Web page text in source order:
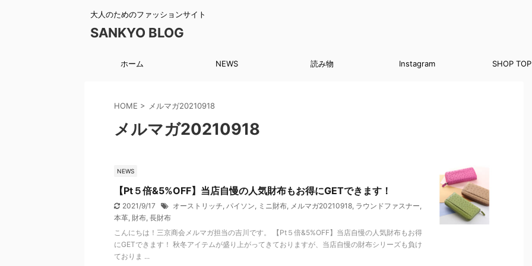
大人のためのファッションサイト
SANKYO BLOG
ホーム NEWS 読み物 Instagram SHOP TOP
HOME > メルマガ20210918
メルマガ20210918
NEWS
【Pt５倍&5%OFF】当店自慢の人気財布もお得にGETできます！
2021/9/17 オーストリッチ, パイソン, ミニ財布, メルマガ20210918, ラウンドファスナー,
本革, 財布, 長財布
こんにちは！三京商会メルマガ担当の吉川です。 【Pt５倍&5%OFF】当店自慢の人気財布もお得
にGETできます！ 秋冬アイテムが盛り上がってきておりますが、当店自慢の財布シリーズも負け
ておりま ...